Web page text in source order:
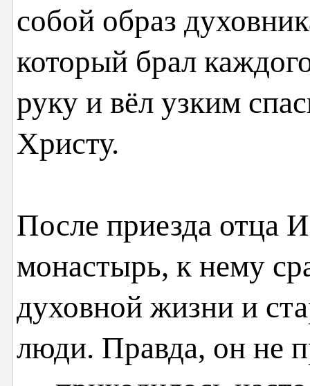
собой образ
который брал
руку и вёл узким
Христу.
После приезда отца
монастырь, к нему
духовной жизни и
люди. Правда, он не